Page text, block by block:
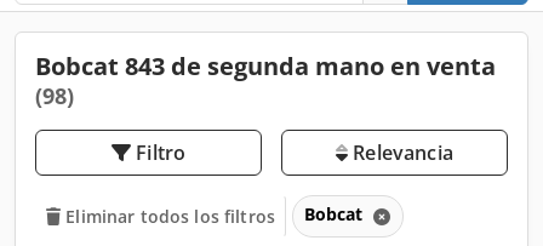
Bobcat 843 de segunda mano en venta
(98)
Filtro Relevancia
Eliminar todos los filtros Bobcat